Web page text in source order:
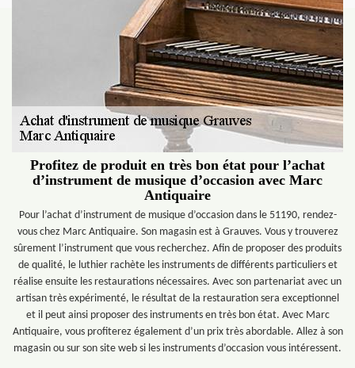
Profitez de produit en très bon état pour l’achat
d’instrument de musique d’occasion avec Marc
Antiquaire
Pour l’achat d’instrument de musique d’occasion dans le 51190, rendez-
vous chez Marc Antiquaire. Son magasin est à Grauves. Vous y trouverez
sûrement l’instrument que vous recherchez. Afin de proposer des produits
de qualité, le luthier rachète les instruments de différents particuliers et
réalise ensuite les restaurations nécessaires. Avec son partenariat avec un
artisan très expérimenté, le résultat de la restauration sera exceptionnel
et il peut ainsi proposer des instruments en très bon état. Avec Marc
Antiquaire, vous profiterez également d’un prix très abordable. Allez à son
magasin ou sur son site web si les instruments d’occasion vous intéressent.